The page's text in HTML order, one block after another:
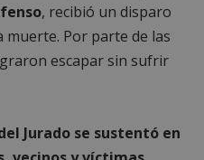
, recibió un disparo
muerte. Por parte de las
escapar sin sufrir
Jurado se sustentó en